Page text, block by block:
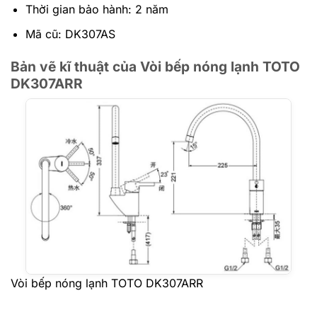
Thời gian bảo hành: 2 năm
Mã cũ: DK307AS
Bản vẽ kĩ thuật của Vòi bếp nóng lạnh TOTO
DK307ARR
Vòi bếp nóng lạnh TOTO DK307ARR